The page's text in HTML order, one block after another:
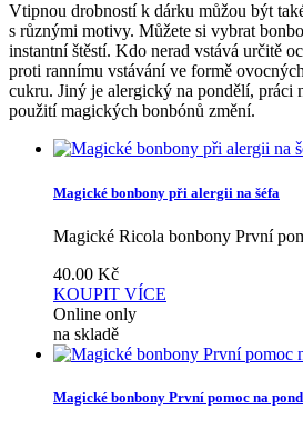
Vtipnou drobností k dárku můžou být
s různými motivy. Můžete si vybrat
instantní štěstí. Kdo nerad vstává určitě
proti rannímu vstávání ve formě
cukru. Jiný je alergický na pondělí, práci
použití magických bonbónů změní.
Magické bonbony při alergii na šéfa
Magické Ricola bonbony První
40.00 Kč
KOUPIT VÍCE
Online only
na skladě
Magické bonbony První pomoc na